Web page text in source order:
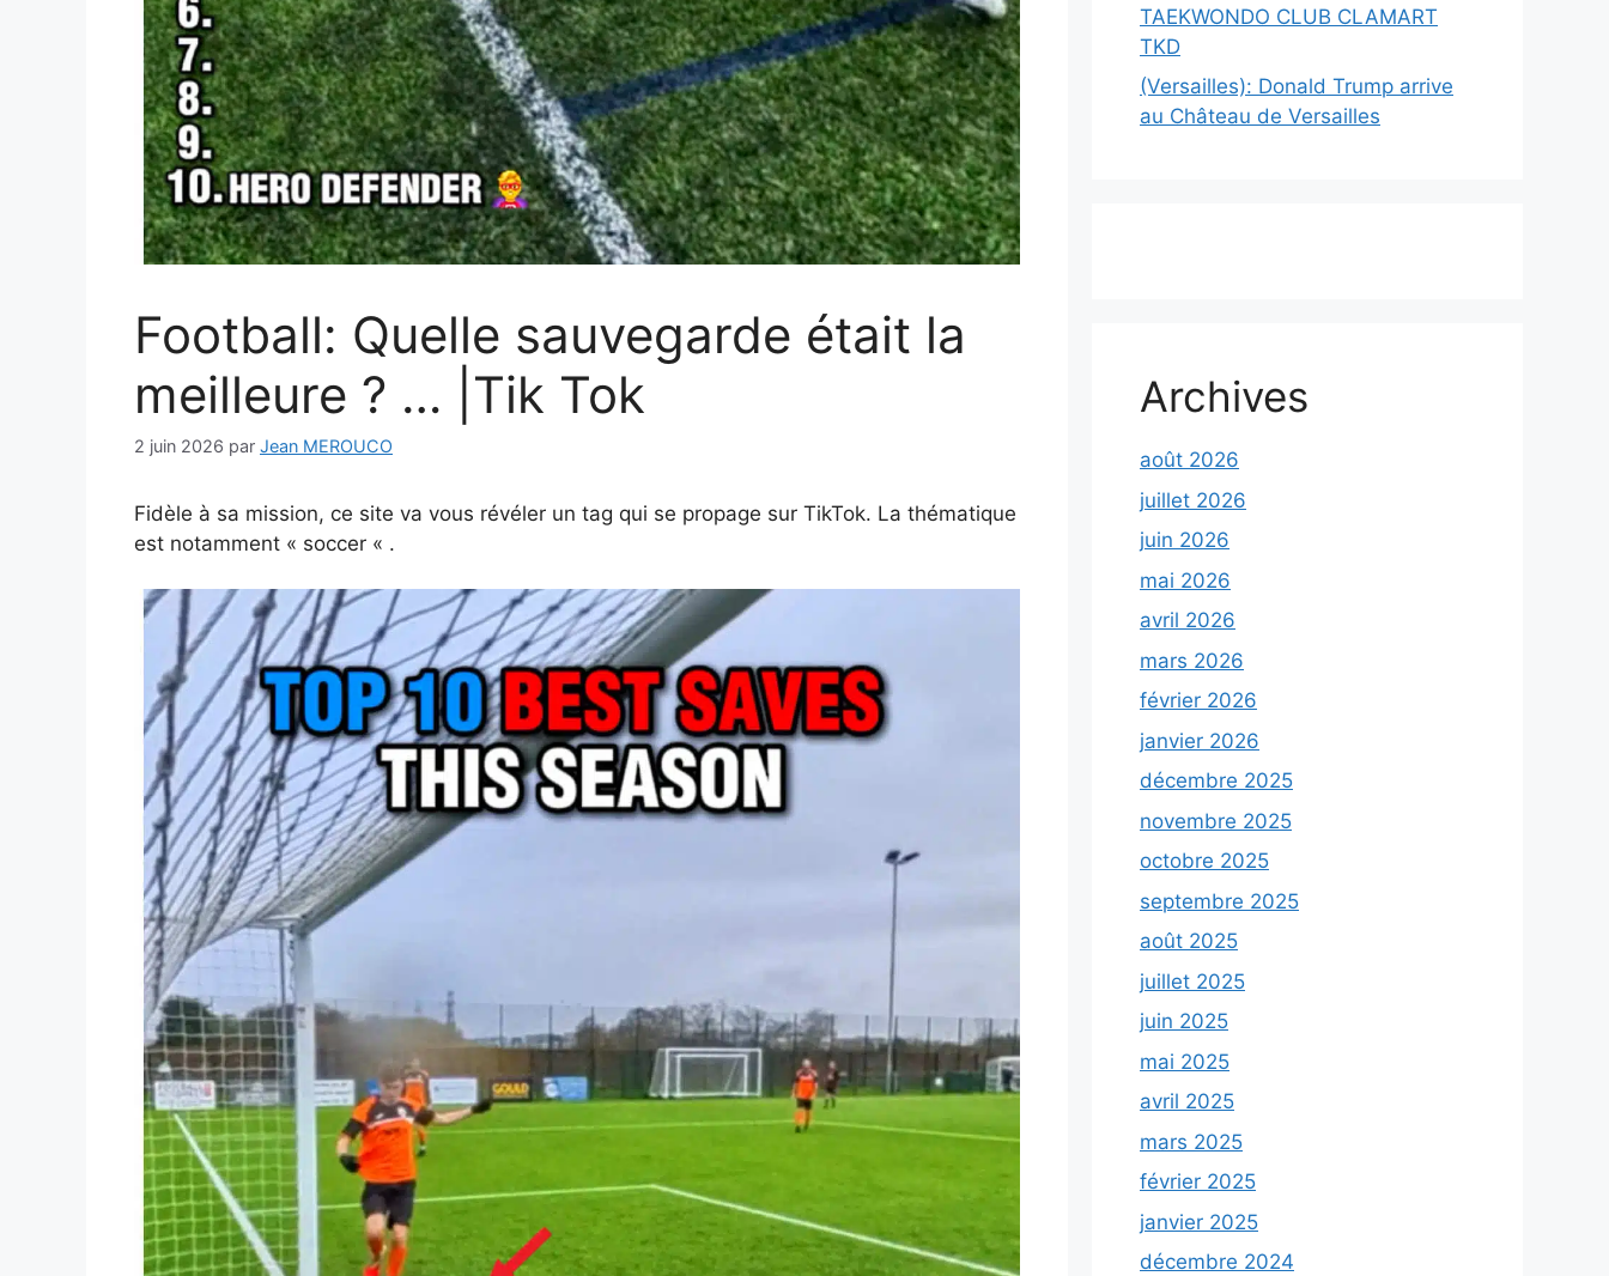
Football: Quelle sauvegarde était la
meilleure ? … |Tik Tok
2 juin 2026 par Jean MEROUCO
Fidèle à sa mission, ce site va vous révéler un tag qui se propage sur TikTok. La thématique
est notamment « soccer « .
TAEKWONDO CLUB CLAMART
TKD
(Versailles): Donald Trump arrive
au Château de Versailles
Archives
août 2026
juillet 2026
juin 2026
mai 2026
avril 2026
mars 2026
février 2026
janvier 2026
décembre 2025
novembre 2025
octobre 2025
septembre 2025
août 2025
juillet 2025
juin 2025
mai 2025
avril 2025
mars 2025
février 2025
janvier 2025
décembre 2024